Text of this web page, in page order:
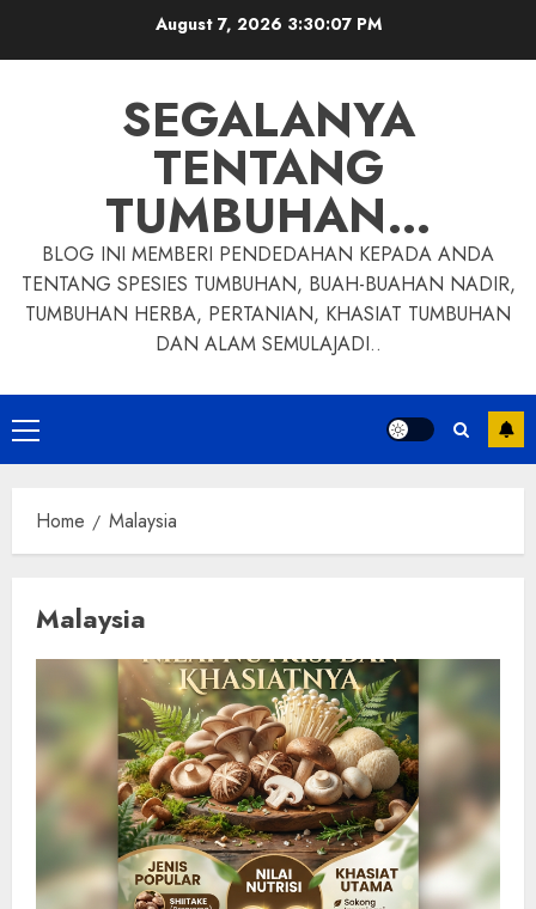
August 7, 2026 3:30:08 PM
SEGALANYA
TENTANG
TUMBUHAN…
BLOG INI MEMBERI PENDEDAHAN KEPADA ANDA
TENTANG SPESIES TUMBUHAN, BUAH-BUAHAN NADIR,
TUMBUHAN HERBA, PERTANIAN, KHASIAT TUMBUHAN
DAN ALAM SEMULAJADI..
Primary
Menu
Home Malaysia
Malaysia